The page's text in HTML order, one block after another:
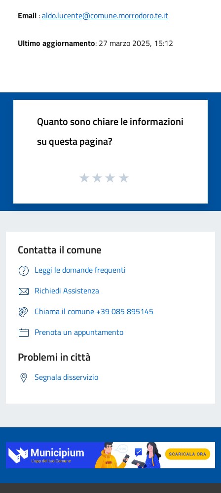
Email :aldo.lucente@comune.morrodoro.te.it
Ultimo aggiornamento: 27 marzo 2025, 15:12
Quanto sono chiare le informazioni
su questa pagina?
Contatta il comune
Leggi le domande frequenti
Richiedi Assistenza
Chiama il comune +39 085 895145
Prenota un appuntamento
Problemi in città
Segnala disservizio